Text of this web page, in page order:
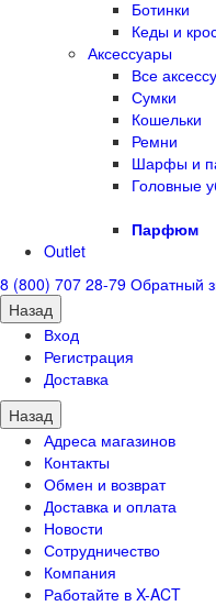
Ботинки
Кеды и
Аксессуары
Все
Сумки
Кошельки
Ремни
Шарфы и
Головные
Парфюм
Outlet
8 (800) 707 28-79 Обратный
Назад
Вход
Регистрация
Доставка
Назад
Адреса магазинов
Контакты
Обмен и возврат
Доставка и оплата
Новости
Сотрудничество
Компания
Работайте в X-ACT